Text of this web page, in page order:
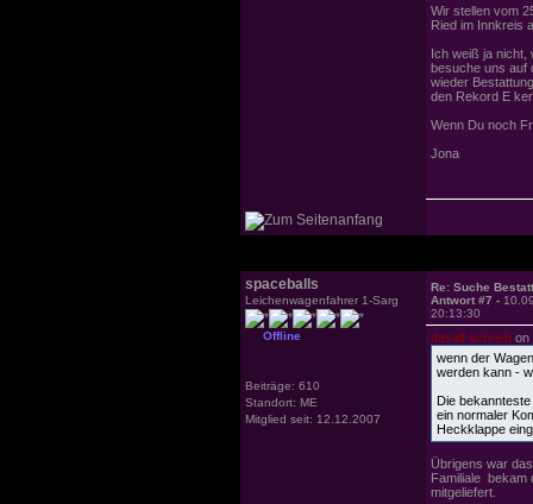
Wir stellen vom
Ried im Innkreis
Ich weiß ja nicht,
besuche uns auf
wieder
den Rekord E
Wenn Du noch
Jona
spaceballs
Leichenwagenfahrer 1-Sarg
Offline
Beiträge: 610
Standort: ME
Mitglied seit: 12.12.2007
Re: Suche
Antwort #7 -
20:13:30
dasalf schrieb on
wenn der
werden kann -
Die
ein normaler
Heckklappe
Übrigens war
Familiale bekam
mitgeliefert.